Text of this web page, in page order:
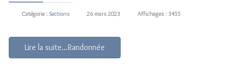
Catégorie : Sections 26 mars 2023 Affichages : 3455
Lire la suite...Randonnée